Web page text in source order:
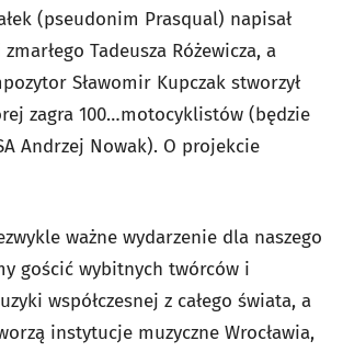
(pseudonim Prasqual) napisał
Tadeusza Różewicza, a
Sławomir Kupczak stworzył
zagra 100…motocyklistów (będzie
Andrzej Nowak). O projekcie
ważne wydarzenie dla naszego
gościć wybitnych twórców i
współczesnej z całego świata, a
instytucje muzyczne Wrocławia,